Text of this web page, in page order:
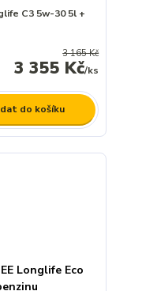
C3 5w-30 5l +
3 165 Kč
3 355 Kč/ks
do košíku